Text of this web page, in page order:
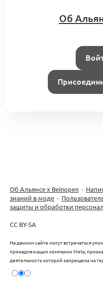
оптимизация и
Краткий гид по
1 комментарий
оптимизации
Шевченко
Об
Об Альянсе х Beinopen ·
знаний в моде ·
защиты и обработки
CC BY-SA
На данном сайте могут встречаться
принадлежащих компании Meta,
деятельность которой запрещена на